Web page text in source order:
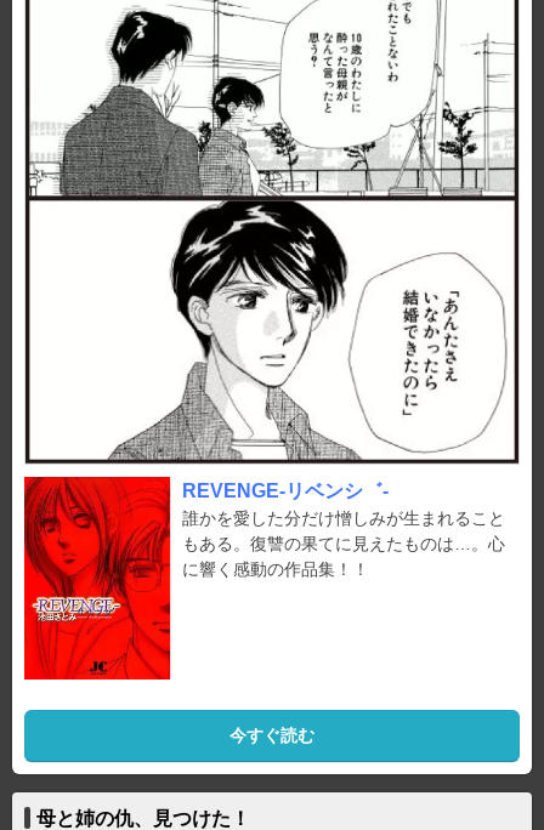
REVENGE-リベンシ゛-
誰かを愛した分だけ憎しみが生まれること
もある。復讐の果てに見えたものは…。心
に響く感動の作品集！！
今すぐ読む
母と姉の仇、見つけた！